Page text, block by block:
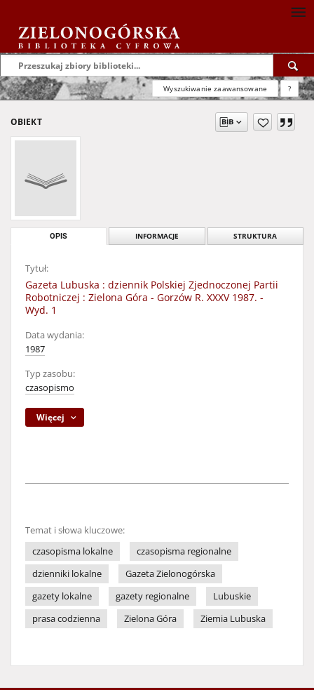
Wyszukiwanie zaawansowane ?
OBIEKT
OPIS INFORMACJE STRUKTURA
Tytuł:
Gazeta Lubuska : dziennik Polskiej Zjednoczonej Partii
Robotniczej : Zielona Góra - Gorzów R. XXXV 1987. -
Wyd. 1
Data wydania:
1987
Typ zasobu:
czasopismo
Więcej
Temat i słowa kluczowe:
czasopisma lokalne
czasopisma regionalne
dzienniki lokalne
Gazeta Zielonogórska
gazety lokalne
gazety regionalne
Lubuskie
prasa codzienna
Zielona Góra Ziemia Lubuska